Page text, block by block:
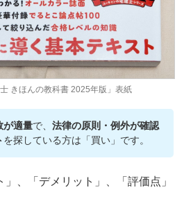
士 きほんの教科書 2025年版」表紙
が適量で、法律の原則・例外が確認
を探している方は「買い」です。
、「デメリット」、「評価点」